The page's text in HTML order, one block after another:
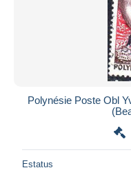
Polynésie Poste Obl
Estatus